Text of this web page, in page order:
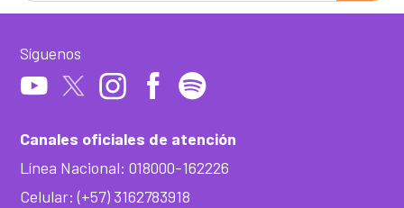
Canales oficiales de atención
Línea Nacional: 018000-162226
Celular: (+57) 3162783918
Síguenos